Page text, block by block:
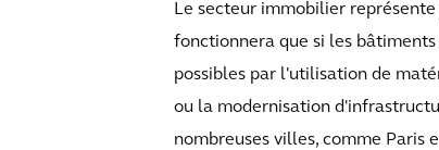
Le secteur immobilier
fonctionnera que si les
possibles par l'utilisation de
ou la modernisation
nombreuses villes, comme Paris